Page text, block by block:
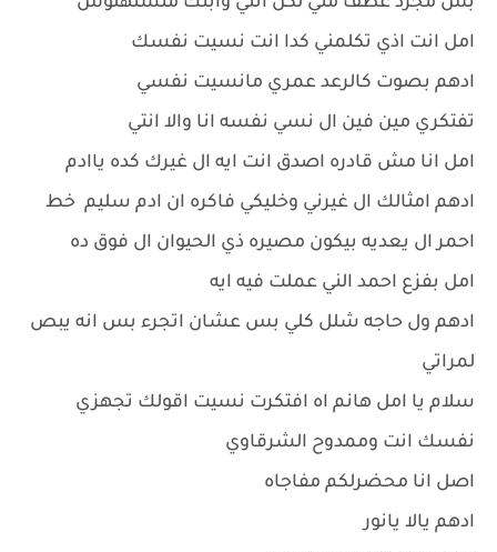
امل انت اذي تكلمني كدا انت نسيت نفسك
ادهم بصوت كالرعد عمري مانسيت نفسي
تفتكري مين فين ال نسي نفسه انا والا انتي
امل انا مش قادره اصدق انت ايه ال غيرك كده ياادم
ادهم امثالك ال غيرني وخليكي فاكره ان ادم سليم خط
احمر ال يعديه بيكون مصيره ذي الحيوان ال فوق ده
امل بفزع احمد الني عملت فيه ايه
ادهم ول حاجه شلل كلي بس عشان اتجرء بس انه يبص
لمراتي
سلام يا امل هانم اه افتكرت نسيت اقولك تجهزي
نفسك انت وممدوح الشرقاوي
اصل انا محضرلكم مفاجاه
ادهم يالا يانور